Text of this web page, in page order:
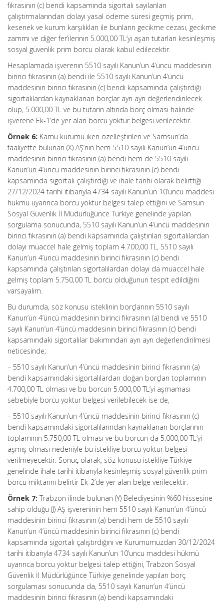
fıkrasının (c) bendi kapsamında sigortalı sayılanları
çalıştırmalarından dolayı yasal ödeme süresi geçmiş prim,
kesenek ve kurum karşılıkları ile bunların gecikme cezası, gecikme
zammı ve diğer fer’ilerinin 5.000,00 TL’yi aşan tutarları kesinleşmiş
sosyal güvenlik prim borcu olarak kabul edilecektir.
Hesaplamada işverenin 5510 sayılı Kanun’un 4’üncü maddesinin
birinci fıkrasının (a) bendi ile 5510 sayılı Kanun’un 4’üncü
maddesinin birinci fıkrasının (c) bendi kapsamında çalıştırdığı
sigortalılardan kaynaklanan borçlar ayrı ayrı değerlendirilecek
olup, 5.000,00 TL ve bu tutarın altında borç olması halinde
işverene Ek-1’de yer alan borcu yoktur belgesi verilecektir.
Örnek 6: Kamu kurumu iken özelleştirilen ve Samsun’da
faaliyette bulunan (X) AŞ’nin hem 5510 sayılı Kanun’un 4’üncü
maddesinin birinci fıkrasının (a) bendi hem de 5510 sayılı
Kanun’un 4’üncü maddesinin birinci fıkrasının (c) bendi
kapsamında sigortalı çalıştırdığı ve ihale tarihi olarak belirttiği
27/12/2024 tarihi itibarıyla 4734 sayılı Kanun’un 10’uncu maddesi
hükmü uyarınca borcu yoktur belgesi talep ettiğini ve Samsun
Sosyal Güvenlik İl Müdürlüğünce Türkiye genelinde yapılan
sorgulama sonucunda, 5510 sayılı Kanun’un 4’üncü maddesinin
birinci fıkrasının (a) bendi kapsamında çalıştırılan sigortalılardan
dolayı muaccel hale gelmiş toplam 4.700,00 TL, 5510 sayılı
Kanun’un 4’üncü maddesinin birinci fıkrasının (c) bendi
kapsamında çalıştırılan sigortalılardan dolayı da muaccel hale
gelmiş toplam 5.750,00 TL borcu olduğunun tespit edildiğini
varsayalım.
Bu durumda, söz konusu isteklinin borçlarının 5510 sayılı
Kanun’un 4’üncü maddesinin birinci fıkrasının (a) bendi ve 5510
sayılı Kanun’un 4’üncü maddesinin birinci fıkrasının (c) bendi
kapsamındaki sigortalılar bakımından ayrı ayrı değerlendirilmesi
neticesinde;
– 5510 sayılı Kanun’un 4’üncü maddesinin birinci fıkrasının (a)
bendi kapsamındaki sigortalılardan doğan borçları toplamının
4.700,00 TL olması ve bu borcun 5.000,00 TL’yi aşmaması
sebebiyle borcu yoktur belgesi verilebilecek ise de,
– 5510 sayılı Kanun’un 4’üncü maddesinin birinci fıkrasının (c)
bendi kapsamındaki sigortalılarından kaynaklanan borçlarının
toplamının 5.750,00 TL olması ve bu borcun da 5.000,00 TL’yi
aşmış olması nedeniyle bu istekliye borcu yoktur belgesi
verilmeyecektir. Sonuç olarak, söz konusu istekliye Türkiye
genelinde ihale tarihi itibarıyla kesinleşmiş sosyal güvenlik prim
borcu miktarını belirtir Ek-2’de yer alan belge verilecektir.
Örnek 7: Trabzon ilinde bulunan (Y) Belediyesinin %60 hissesine
sahip olduğu (J) AŞ işvereninin hem 5510 sayılı Kanun’un 4’üncü
maddesinin birinci fıkrasının (a) bendi hem de 5510 sayılı
Kanun’un 4’üncü maddesinin birinci fıkrasının (c) bendi
kapsamında sigortalı çalıştırdığını ve Kurumumuzdan 30/12/2024
tarihi itibarıyla 4734 sayılı Kanun’un 10’uncu maddesi hükmü
uyarınca borcu yoktur belgesi talep ettiğini, Trabzon Sosyal
Güvenlik İl Müdürlüğünce Türkiye genelinde yapılan borç
sorgulaması sonucunda da, 5510 sayılı Kanun’un 4’üncü
maddesinin birinci fıkrasının (a) bendi kapsamındaki